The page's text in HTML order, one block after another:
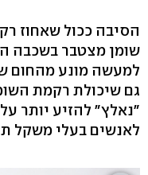
הסיבה ככול שאחוז
שומן מצטבר בשכבה
למעשה מונע מהחום
גם שיכולת רקמת
"נאלץ" להזיע יותר
לאנשים בעלי משקל